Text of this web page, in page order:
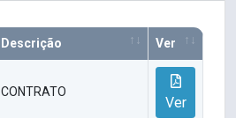
Descrição Ver
CONTRATO
Ver